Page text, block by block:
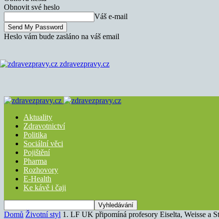
Obnovit své heslo
Váš e-mail
Heslo vám bude zasláno na váš email
zdravezpravy.cz
Aktuality
Zdravotnictví
Politika
Sociální věci
Pojištění
Pharma
Rozhovory
E-Health
Ke kávě i čaji
Domů Životní styl 1. LF UK připomíná profesory Eiselta, Weisse a